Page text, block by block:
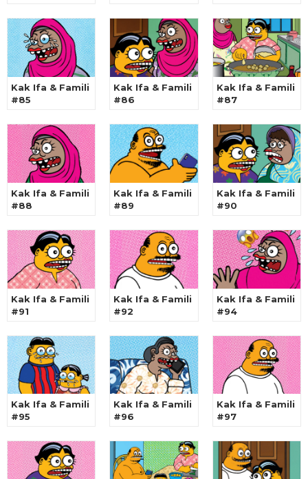
Kak Ifa & Famili
#85
Kak Ifa & Famili
#86
Kak Ifa & Famili
#87
Kak Ifa & Famili
#88
Kak Ifa & Famili
#89
Kak Ifa & Famili
#90
Kak Ifa & Famili
#91
Kak Ifa & Famili
#92
Kak Ifa & Famili
#94
Kak Ifa & Famili
#95
Kak Ifa & Famili
#96
Kak Ifa & Famili
#97